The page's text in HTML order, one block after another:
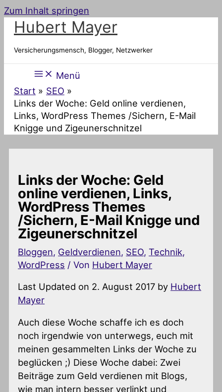
Zum Inhalt springen
Hubert Mayer
Versicherungsmensch, Blogger, Netzwerker
Menü
Start
SEO
Links der Woche: Geld online verdienen,
Links, WordPress Themes /Sichern, E-Mail
Knigge und Zigeunerschnitzel
Links der Woche: Geld
online verdienen, Links,
WordPress Themes
/Sichern, E-Mail Knigge und
Zigeunerschnitzel
Bloggen, Geldverdienen, SEO,Technik,
WordPress / Von Hubert Mayer
Last Updated on 2. August 2017 by Hubert
Mayer
Auch diese Woche schaffe ich es doch
noch irgendwie von unterwegs, euch mit
meinen gesammelten Links der Woche zu
beglücken ;) Diese Woche dabei: Zwei
Beiträge zum Geld verdienen mit Blogs,
wie man intern besser verlinkt und